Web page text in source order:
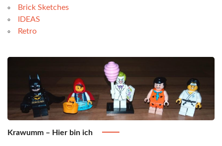
Brick Sketches
IDEAS
Retro
Krawumm – Hier bin ich